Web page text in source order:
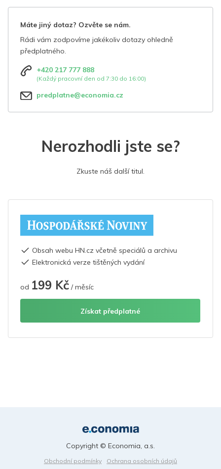
Máte jiný dotaz? Ozvěte se nám.
Rádi vám zodpovíme jakékoliv dotazy ohledně
předplatného.
+420 217 777 888
(Každý pracovní den od 7:30 do 16:00)
predplatne@economia.cz
Nerozhodli jste se?
Zkuste náš další titul.
Obsah webu HN.cz včetně speciálů a archivu
Elektronická verze tištěných vydání
od 199 Kč / měsíc
Získat předplatné
Obchodní podmínky
Ochrana osobních údajů
Copyright © Economia, a.s.